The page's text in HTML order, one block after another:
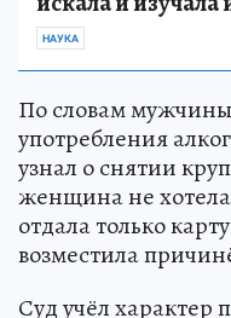
НАУКА
По словам
употребления
узнал о снятии
женщина не
отдала только
возместила
Суд учёл характер